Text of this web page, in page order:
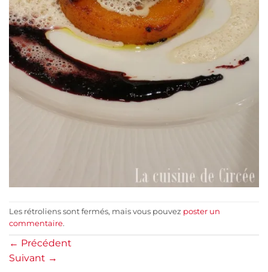
Les rétroliens sont fermés, mais vous pouvez poster un
commentaire.
← Précédent
Suivant →